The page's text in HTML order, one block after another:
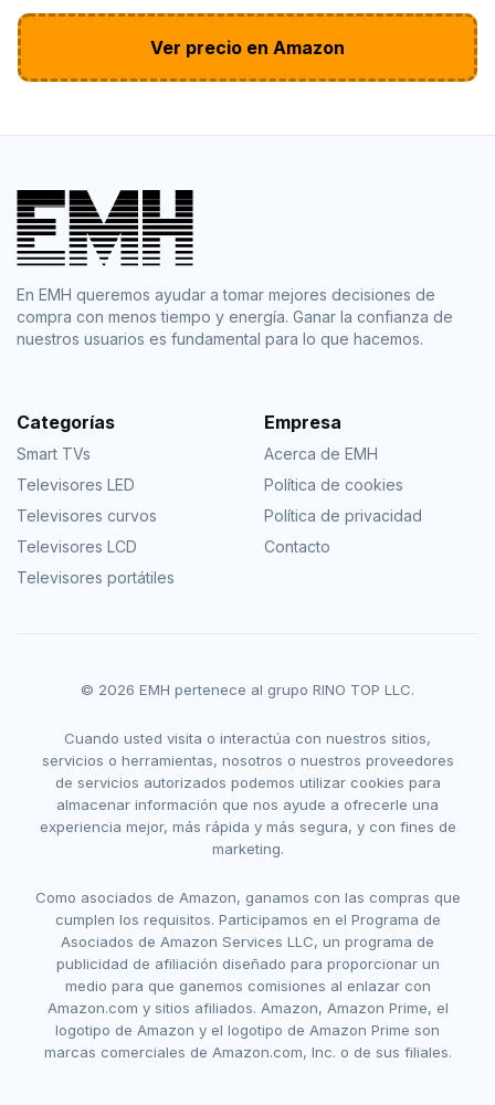
Ver precio en Amazon
En EMH queremos ayudar a tomar mejores decisiones de
compra con menos tiempo y energía. Ganar la confianza de
nuestros usuarios es fundamental para lo que hacemos.
Categorías
Smart TVs
Televisores LED
Televisores curvos
Televisores LCD
Televisores portátiles
Empresa
Acerca de EMH
Política de cookies
Política de privacidad
Contacto
© 2026 EMH pertenece al grupo RINO TOP LLC.
Cuando usted visita o interactúa con nuestros sitios,
servicios o herramientas, nosotros o nuestros proveedores
de servicios autorizados podemos utilizar cookies para
almacenar información que nos ayude a ofrecerle una
experiencia mejor, más rápida y más segura, y con fines de
marketing.
Como asociados de Amazon, ganamos con las compras que
cumplen los requisitos. Participamos en el Programa de
Asociados de Amazon Services LLC, un programa de
publicidad de afiliación diseñado para proporcionar un
medio para que ganemos comisiones al enlazar con
Amazon.com y sitios afiliados. Amazon, Amazon Prime, el
logotipo de Amazon y el logotipo de Amazon Prime son
marcas comerciales de Amazon.com, Inc. o de sus filiales.